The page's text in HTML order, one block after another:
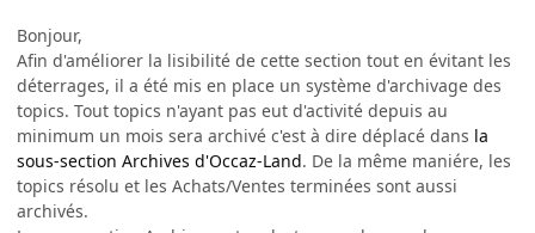
Bonjour,
Afin d'améliorer la lisibilité de cette section tout en évitant les
déterrages, il a été mis en place un système d'archivage des
topics. Tout topics n'ayant pas eut d'activité depuis au
minimum un mois sera archivé c'est à dire déplacé dans la
sous-section Archives d'Occaz-Land. De la même maniére, les
topics résolu et les Achats/Ventes terminées sont aussi
archivés.